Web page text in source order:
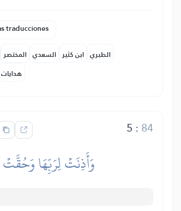
traducciones
المختصر السعدي ابن كثير الطبري
هدايات
5 : 84
وَأَذِنَتۡ لِرَبِّهَا وَحُقَّتۡ